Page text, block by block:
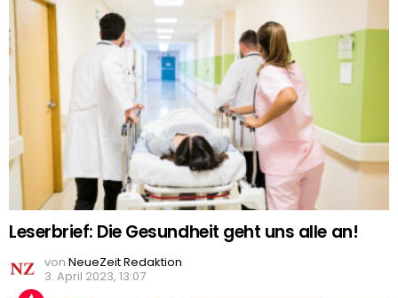
Leserbrief: Die Gesundheit geht uns alle an!
von NeueZeit Redaktion
3. April 2023, 13:07